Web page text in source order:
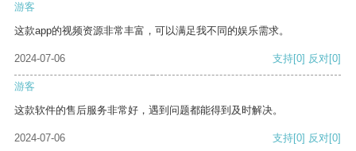
游客
这款app的视频资源非常丰富，可以满足我不同的娱乐需求。
2024-07-06 支持[0] 反对[0]
游客
这款软件的售后服务非常好，遇到问题都能得到及时解决。
2024-07-06 支持[0] 反对[0]